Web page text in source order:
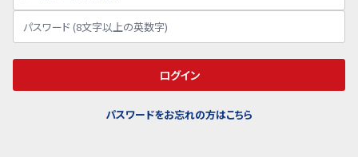
ログイン
パスワードをお忘れの方はこちら